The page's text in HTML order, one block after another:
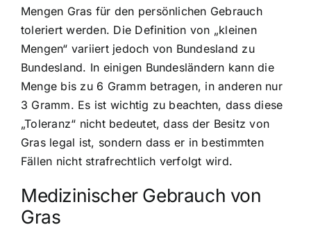
Mengen Gras für den persönlichen Gebrauch
toleriert werden. Die Definition von „kleinen
Mengen“ variiert jedoch von Bundesland zu
Bundesland. In einigen Bundesländern kann die
Menge bis zu 6 Gramm betragen, in anderen nur
3 Gramm. Es ist wichtig zu beachten, dass diese
„Toleranz“ nicht bedeutet, dass der Besitz von
Gras legal ist, sondern dass er in bestimmten
Fällen nicht strafrechtlich verfolgt wird.
Medizinischer Gebrauch von
Gras